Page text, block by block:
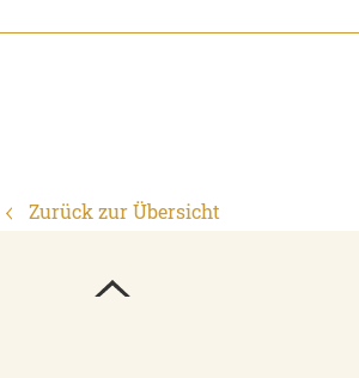
Zurück zur Übersicht